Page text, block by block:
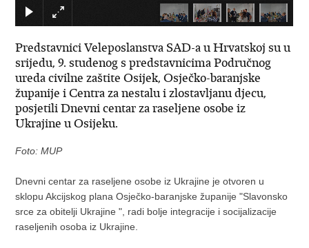
Predstavnici Veleposlanstva SAD-a u Hrvatskoj su u
srijedu, 9. studenog s predstavnicima Područnog
ureda civilne zaštite Osijek, Osječko-baranjske
županije i Centra za nestalu i zlostavljanu djecu,
posjetili Dnevni centar za raseljene osobe iz
Ukrajine u Osijeku.
Foto: MUP
Dnevni centar za raseljene osobe iz Ukrajine je otvoren u
sklopu Akcijskog plana Osječko-baranjske županije "Slavonsko
srce za obitelji Ukrajine ", radi bolje integracije i socijalizacije
raseljenih osoba iz Ukrajine.